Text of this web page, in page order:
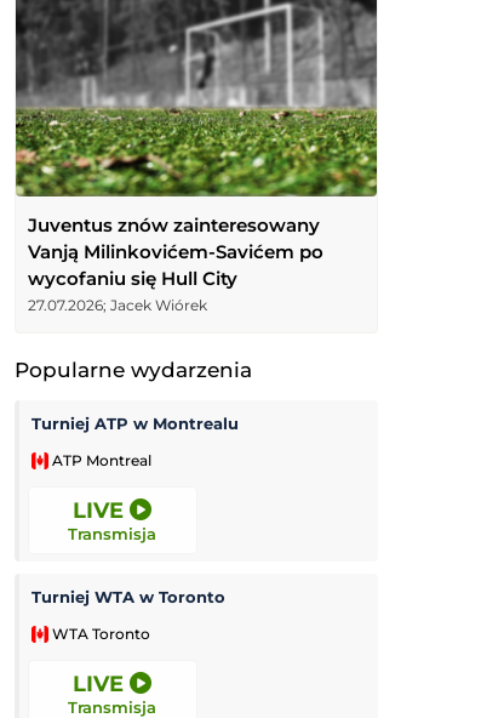
Juventus znów zainteresowany
Vanją Milinkovićem-Savićem po
wycofaniu się Hull City
27.07.2026; Jacek Wiórek
Popularne wydarzenia
Turniej ATP w Montrealu
ATP Montreal
LIVE
Transmisja
Turniej WTA w Toronto
WTA Toronto
LIVE
Transmisja